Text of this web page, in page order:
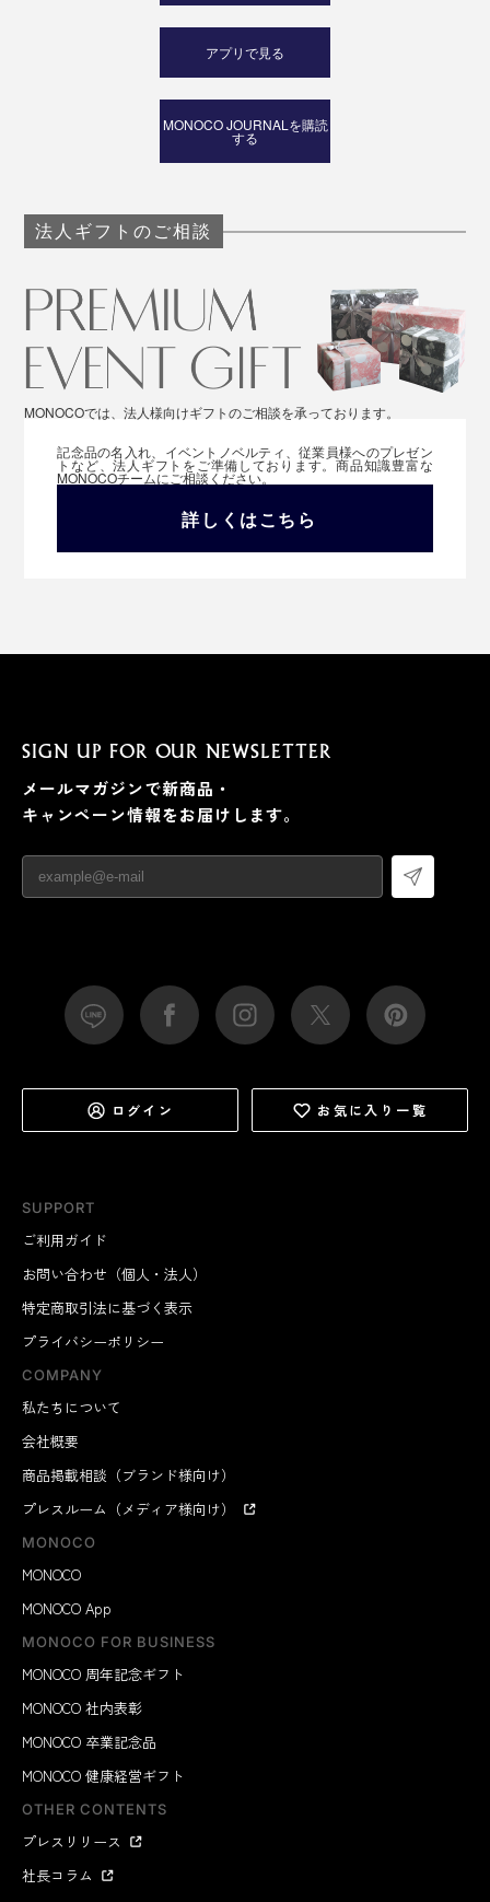
アプリで見る
MONOCO JOURNALを購読
する
法人ギフトのご相談
MONOCOでは、法人様向けギフトのご相談を承っております。
記念品の名入れ、イベントノベルティ、従業員様へのプレゼン
トなど、法人ギフトをご準備しております。商品知識豊富な
MONOCOチームにご相談ください。
詳しくはこちら
SUPPORT
ご利用ガイド
お問い合わせ（個人・法人）
特定商取引法に基づく表示
プライバシーポリシー
COMPANY
私たちについて
会社概要
商品掲載相談（ブランド様向け）
プレスルーム（メディア様向け）
MONOCO
MONOCO
MONOCO App
MONOCO FOR BUSINESS
MONOCO 周年記念ギフト
MONOCO 社内表彰
MONOCO 卒業記念品
MONOCO 健康経営ギフト
OTHER CONTENTS
プレスリリース
社長コラム
SIGN UP FOR OUR NEWSLETTER
メールマガジンで新商品・
キャンペーン情報をお届けします。
ログイン お気に入り一覧